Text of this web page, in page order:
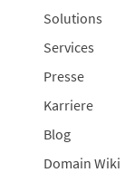
Solutions
Services
Presse
Karriere
Blog
Domain Wiki